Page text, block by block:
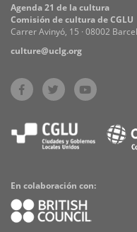
Agenda 21 de la cultura
Comisión de cultura de CGLU
Carrer Avinyó, 15 · 08002
culture@uclg.org
En colaboración con: